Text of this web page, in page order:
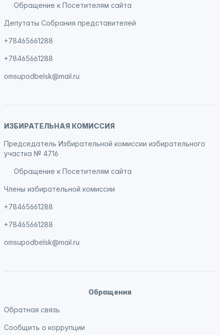
Обращение к Посетителям сайта
Депутаты Собрания представителей
+78465661288
+78465661288
omsupodbelsk@mail.ru
ИЗБИРАТЕЛЬНАЯ КОМИССИЯ
Председатель Избирательной комиссии избирательного
участка № 4716
Обращение к Посетителям сайта
Члены избирательной комиссии
+78465661288
+78465661288
omsupodbelsk@mail.ru
Обращения
Обратная связь
Сообщить о коррупции